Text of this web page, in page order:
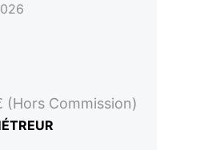
(Hors Commission)